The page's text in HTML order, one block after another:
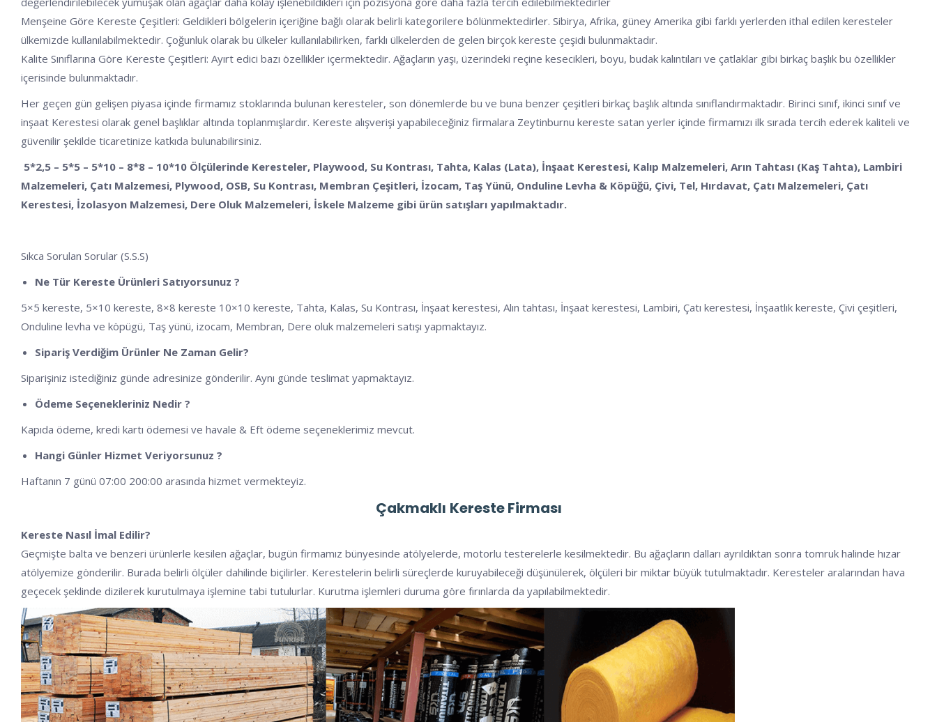
Menşeine Göre Kereste Çeşitleri: Geldikleri bölgelerin içeriğine bağlı olarak belirli kategorilere bölünmektedirler. Sibirya, Afrika, güney Amerika gibi farklı yerlerden ithal edilen keresteler
ülkemizde kullanılabilmektedir. Çoğunluk olarak bu ülkeler kullanılabilirken, farklı ülkelerden de gelen birçok kereste çeşidi bulunmaktadır.
Kalite Sınıflarına Göre Kereste Çeşitleri: Ayırt edici bazı özellikler içermektedir. Ağaçların yaşı, üzerindeki reçine kesecikleri, boyu, budak kalıntıları ve çatlaklar gibi birkaç başlık bu özellikler
içerisinde bulunmaktadır.
Her geçen gün gelişen piyasa içinde firmamız stoklarında bulunan keresteler, son dönemlerde bu ve buna benzer çeşitleri birkaç başlık altında sınıflandırmaktadır. Birinci sınıf, ikinci sınıf ve
inşaat Kerestesi olarak genel başlıklar altında toplanmışlardır. Kereste alışverişi yapabileceğiniz firmalara Zeytinburnu kereste satan yerler içinde firmamızı ilk sırada tercih ederek kaliteli ve
güvenilir şekilde ticaretinize katkıda bulunabilirsiniz.
5*2,5 – 5*5 – 5*10 – 8*8 – 10*10 Ölçülerinde Keresteler, Playwood, Su Kontrası, Tahta, Kalas (Lata), İnşaat Kerestesi, Kalıp Malzemeleri, Arın Tahtası (Kaş Tahta), Lambiri
Malzemeleri, Çatı Malzemesi, Plywood, OSB, Su Kontrası, Membran Çeşitleri, İzocam, Taş Yünü, Onduline Levha & Köpüğü, Çivi, Tel, Hırdavat, Çatı Malzemeleri, Çatı
Kerestesi, İzolasyon Malzemesi, Dere Oluk Malzemeleri, İskele Malzeme gibi ürün satışları yapılmaktadır.
Sıkca Sorulan Sorular (S.S.S)
Ne Tür Kereste Ürünleri Satıyorsunuz ?
5×5 kereste, 5×10 kereste, 8×8 kereste 10×10 kereste, Tahta, Kalas, Su Kontrası, İnşaat kerestesi, Alın tahtası, İnşaat kerestesi, Lambiri, Çatı kerestesi, İnşaatlık kereste, Çivi çeşitleri,
Onduline levha ve köpügü, Taş yünü, izocam, Membran, Dere oluk malzemeleri satışı yapmaktayız.
Sipariş Verdiğim Ürünler Ne Zaman Gelir?
Siparişiniz istediğiniz günde adresinize gönderilir. Aynı günde teslimat yapmaktayız.
Ödeme Seçenekleriniz Nedir ?
Kapıda ödeme, kredi kartı ödemesi ve havale & Eft ödeme seçeneklerimiz mevcut.
Hangi Günler Hizmet Veriyorsunuz ?
Haftanın 7 günü 07:00 200:00 arasında hizmet vermekteyiz.
Çakmaklı Kereste Firması
Kereste Nasıl İmal Edilir?
Geçmişte balta ve benzeri ürünlerle kesilen ağaçlar, bugün firmamız bünyesinde atölyelerde, motorlu testerelerle kesilmektedir. Bu ağaçların dalları ayrıldıktan sonra tomruk halinde hızar
atölyemize gönderilir. Burada belirli ölçüler dahilinde biçilirler. Kerestelerin belirli süreçlerde kuruyabileceği düşünülerek, ölçüleri bir miktar büyük tutulmaktadır. Keresteler aralarından hava
geçecek şeklinde dizilerek kurutulmaya işlemine tabi tutulurlar. Kurutma işlemleri duruma göre fırınlarda da yapılabilmektedir.